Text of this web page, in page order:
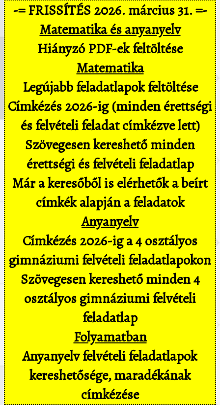
-= FRISSÍTÉS 2026. március 31. =-
Matematika és anyanyelv
Hiányzó PDF-ek feltöltése
Matematika
Legújabb feladatlapok feltöltése
Címkézés 2026-ig (minden érettségi
és felvételi feladat címkézve lett)
Szövegesen kereshető minden
érettségi és felvételi feladatlap
Már a keresőből is elérhetők a beírt
címkék alapján a feladatok
Anyanyelv
Címkézés 2026-ig a 4 osztályos
gimnáziumi felvételi feladatlapokon
Szövegesen kereshető minden 4
osztályos gimnáziumi felvételi
feladatlap
Folyamatban
Anyanyelv felvételi feladatlapok
kereshetősége, maradékának
címkézése